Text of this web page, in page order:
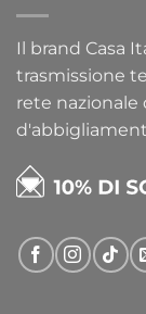
Il brand Casa
trasmissione
rete nazionale